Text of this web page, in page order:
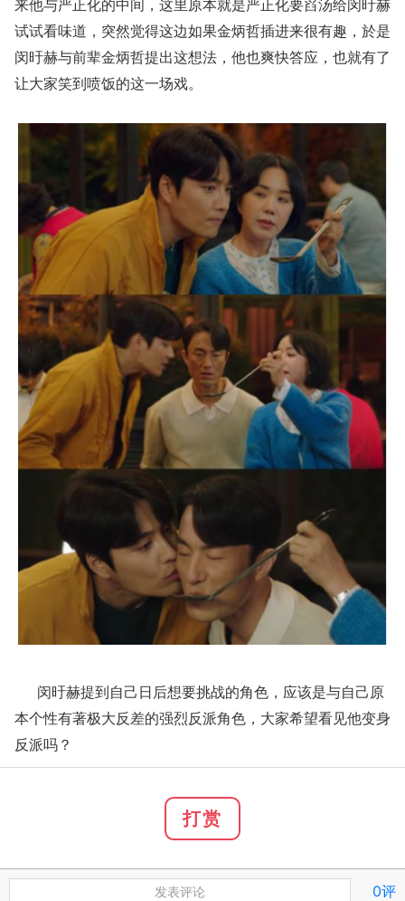
来他与严正化的中间，这里原本就是严正化要舀汤给闵旴赫
试试看味道，突然觉得这边如果金炳哲插进来很有趣，於是
闵旴赫与前辈金炳哲提出这想法，他也爽快答应，也就有了
让大家笑到喷饭的这一场戏。
闵旴赫提到自己日后想要挑战的角色，应该是与自己原
本个性有著极大反差的强烈反派角色，大家希望看见他变身
反派吗？
打赏
发表评论 0评